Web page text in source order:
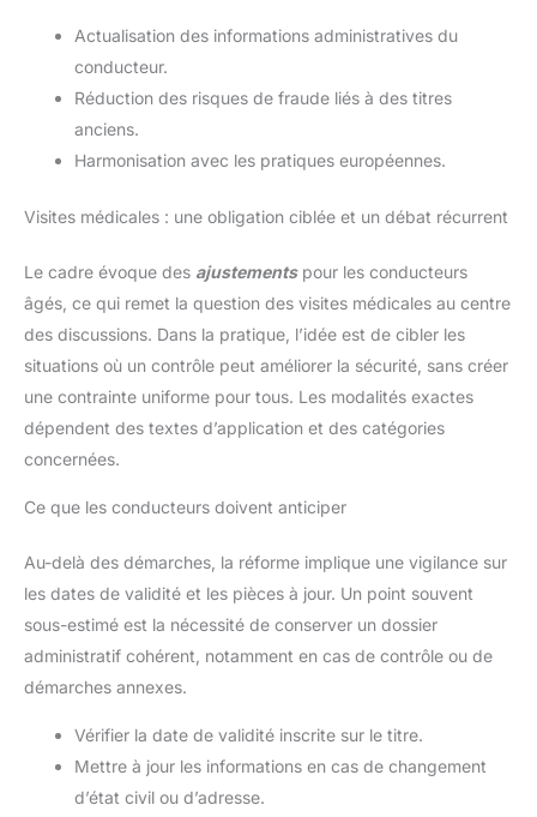
Actualisation des informations administratives du
conducteur.
Réduction des risques de fraude liés à des titres
anciens.
Harmonisation avec les pratiques européennes.
Visites médicales : une obligation ciblée et un débat récurrent
Le cadre évoque des ajustementspour les conducteurs
âgés, ce qui remet la question des visites médicales au centre
des discussions. Dans la pratique, l’idée est de cibler les
situations où un contrôle peut améliorer la sécurité, sans créer
une contrainte uniforme pour tous. Les modalités exactes
dépendent des textes d’application et des catégories
concernées.
Ce que les conducteurs doivent anticiper
Au-delà des démarches, la réforme implique une vigilance sur
les dates de validité et les pièces à jour. Un point souvent
sous-estimé est la nécessité de conserver un dossier
administratif cohérent, notamment en cas de contrôle ou de
démarches annexes.
Vérifier la date de validité inscrite sur le titre.
Mettre à jour les informations en cas de changement
d’état civil ou d’adresse.